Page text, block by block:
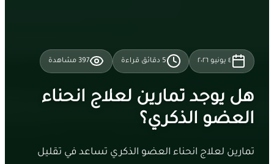
٤ يونيو ٢٠٢٦ 5 دقائق قراءة 397 مشاهدة
هل يوجد تمارين لعلاج انحناء
العضو الذكري؟
تمارين لعلاج انحناء العضو الذكري تساعد في تقليل